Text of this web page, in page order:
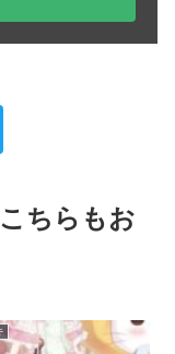
ちらもお